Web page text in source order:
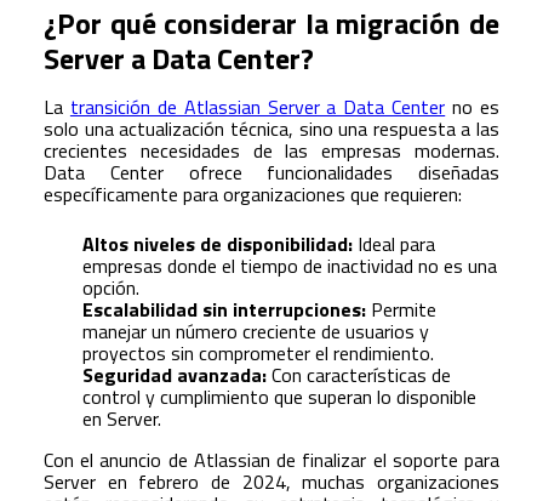
¿Por qué considerar la migración de
Server a Data Center?
La transición de Atlassian Server a Data Center no es
solo una actualización técnica, sino una respuesta a las
crecientes necesidades de las empresas modernas.
Data Center ofrece funcionalidades diseñadas
específicamente para organizaciones que requieren:
Altos niveles de disponibilidad: Ideal para
empresas donde el tiempo de inactividad no es una
opción.
Escalabilidad sin interrupciones: Permite
manejar un número creciente de usuarios y
proyectos sin comprometer el rendimiento.
Seguridad avanzada:Con características de
control y cumplimiento que superan lo disponible
en Server.
Con el anuncio de Atlassian de finalizar el soporte para
Server en febrero de 2024, muchas organizaciones